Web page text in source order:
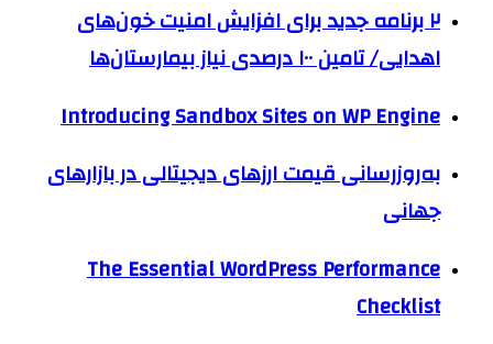
۲ برنامه جدید برای افزایش امنیت خون‌های
اهدایی/ تامین ۱۰۰ درصدی نیاز بیمارستان‌ها
Introducing Sandbox Sites on WP Engine
به‌روزرسانی قیمت ارزهای دیجیتالی در بازارهای
جهانی
The Essential WordPress Performance
Checklist